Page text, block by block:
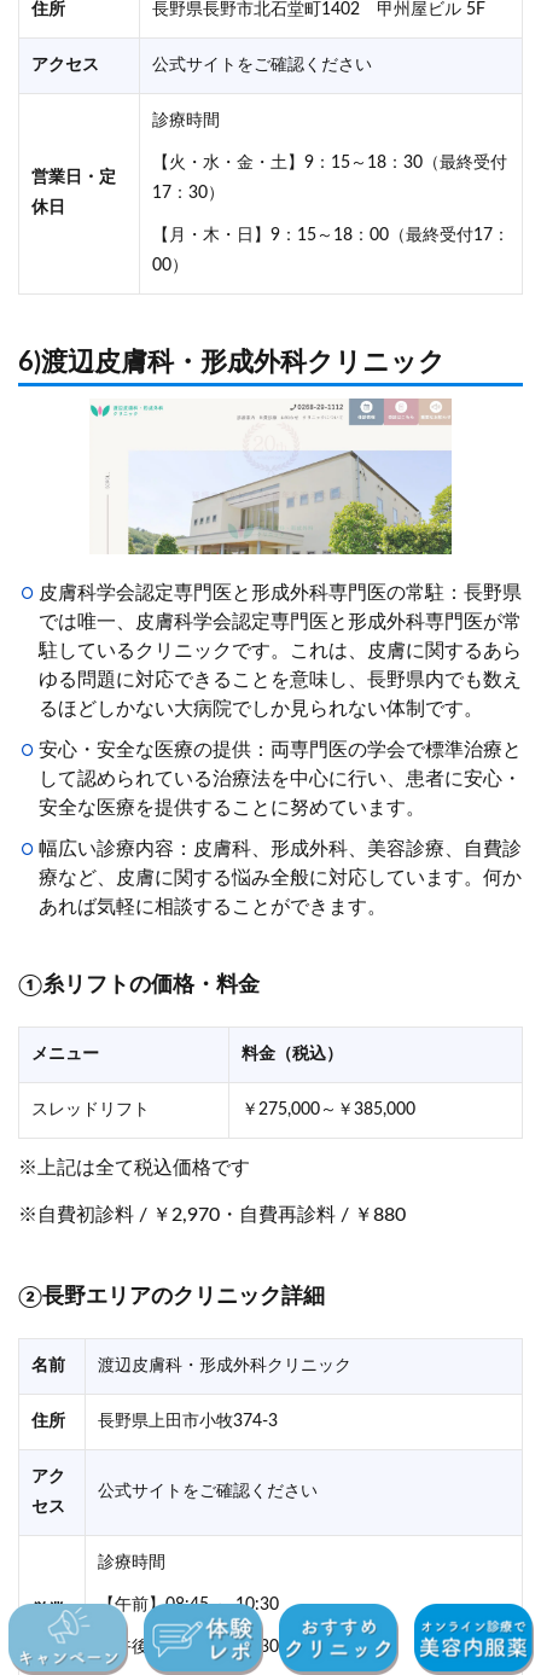
住所 長野県長野市北石堂町1402 甲州屋ビル 5F
アクセス 公式サイトをご確認ください
営業日・定
休日
診療時間
【火・水・金・土】9：15～18：30（最終受付
17：30）
【月・木・日】9：15～18：00（最終受付17：
00）
6)渡辺皮膚科・形成外科クリニック
皮膚科学会認定専門医と形成外科専門医の常駐：長野県
では唯一、皮膚科学会認定専門医と形成外科専門医が常
駐しているクリニックです。これは、皮膚に関するあら
ゆる問題に対応できることを意味し、長野県内でも数え
るほどしかない大病院でしか見られない体制です。
安心・安全な医療の提供：両専門医の学会で標準治療と
して認められている治療法を中心に行い、患者に安心・
安全な医療を提供することに努めています。
幅広い診療内容：皮膚科、形成外科、美容診療、自費診
療など、皮膚に関する悩み全般に対応しています。何か
あれば気軽に相談することができます。
①糸リフトの価格・料金
メニュー 料金（税込）
スレッドリフト ￥275,000～￥385,000
※上記は全て税込価格です
※自費初診料 / ￥2,970・自費再診料 / ￥880
②長野エリアのクリニック詳細
名前 渡辺皮膚科・形成外科クリニック
住所 長野県上田市小牧374-3
アク
セス
公式サイトをご確認ください
営業
日・
診療時間
【午前】08:45 ～ 10:30
【午後】14:30 ～ 16:30